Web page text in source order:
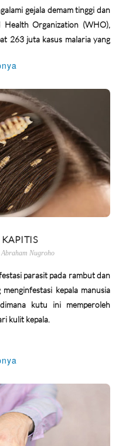
gejala demam tinggi dan
Organization (WHO),
263 juta kasus malaria yang
merupakan lokasi optimal
Nugroho
parasit pada rambut dan
kepala manusia
kutu ini memperoleh
kulit kepala.